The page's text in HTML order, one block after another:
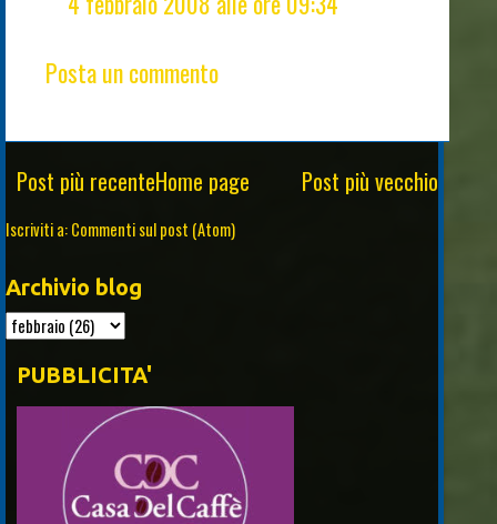
Posta un commento
Post più recente Post più vecchio
Home page
Iscriviti a:Commenti sul post (Atom)
Archivio blog
PUBBLICITA'